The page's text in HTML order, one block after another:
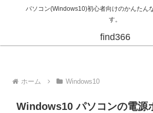
パソコン(Windows10)初心者向けのかんたん
す。
find366
ホーム Windows10
Windows10 パソコンの電源